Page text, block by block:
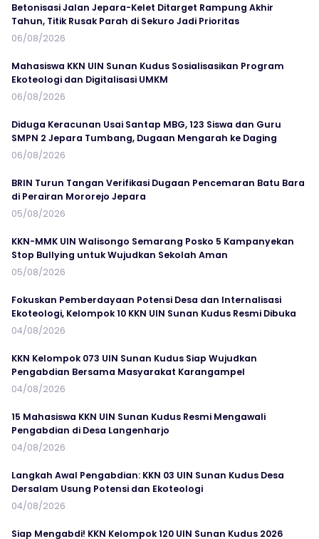
Betonisasi Jalan Jepara-Kelet Ditarget Rampung Akhir
Tahun, Titik Rusak Parah di Sekuro Jadi Prioritas
06/08/2026
Mahasiswa KKN UIN Sunan Kudus Sosialisasikan Program
Ekoteologi dan Digitalisasi UMKM
06/08/2026
Diduga Keracunan Usai Santap MBG, 123 Siswa dan Guru
SMPN 2 Jepara Tumbang, Dugaan Mengarah ke Daging
06/08/2026
BRIN Turun Tangan Verifikasi Dugaan Pencemaran Batu Bara
di Perairan Mororejo Jepara
05/08/2026
KKN-MMK UIN Walisongo Semarang Posko 5 Kampanyekan
Stop Bullying untuk Wujudkan Sekolah Aman
05/08/2026
Fokuskan Pemberdayaan Potensi Desa dan Internalisasi
Ekoteologi, Kelompok 10 KKN UIN Sunan Kudus Resmi Dibuka
04/08/2026
KKN Kelompok 073 UIN Sunan Kudus Siap Wujudkan
Pengabdian Bersama Masyarakat Karangampel
04/08/2026
15 Mahasiswa KKN UIN Sunan Kudus Resmi Mengawali
Pengabdian di Desa Langenharjo
04/08/2026
Langkah Awal Pengabdian: KKN 03 UIN Sunan Kudus Desa
Dersalam Usung Potensi dan Ekoteologi
04/08/2026
Siap Mengabdi! KKN Kelompok 120 UIN Sunan Kudus 2026